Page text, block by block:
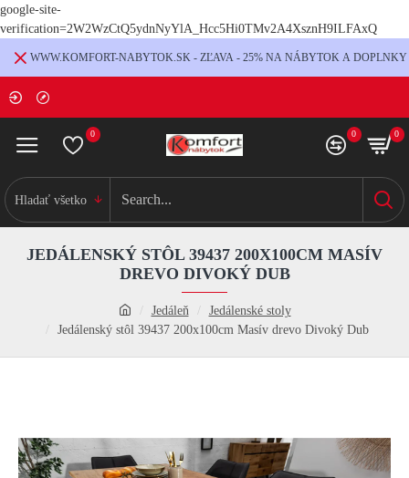
google-site-
verification=2W2WzCtQ5ydnNyYlA_Hcc5Hi0TMv2A4XsznH9ILFAxQ
WWW.KOMFORT-NABYTOK.SK - ZĽAVA - 25% NA NÁBYTOK A DOPLNKY
0 0 0
Hladať všetko
Jedáleň
Jedálenské stoly
Jedálenský stôl 39437 200x100cm Masív drevo Divoký Dub
JEDÁLENSKÝ STÔL 39437 200X100CM MASÍV
DREVO DIVOKÝ DUB